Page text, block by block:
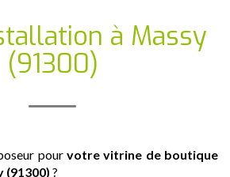
à Massy
(91300)
pour votre vitrine de boutique
(91300) ?